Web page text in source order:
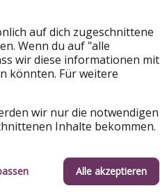
(Teilweise) Gegen
Los geht es gegen
Abflughafen direkt beim
auf dich zugeschnittene
Wenn du auf "alle
wir diese informationen mit
könnten. Für weitere
wir nur die notwendigen
Inhalte bekommen.
Alle akzeptieren